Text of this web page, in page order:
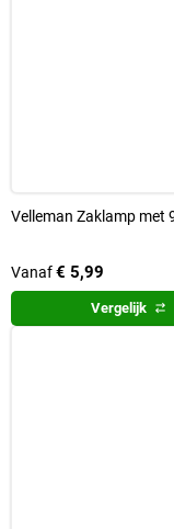
Velleman Zaklamp met
Vanaf€ 5,99
Vergelijk